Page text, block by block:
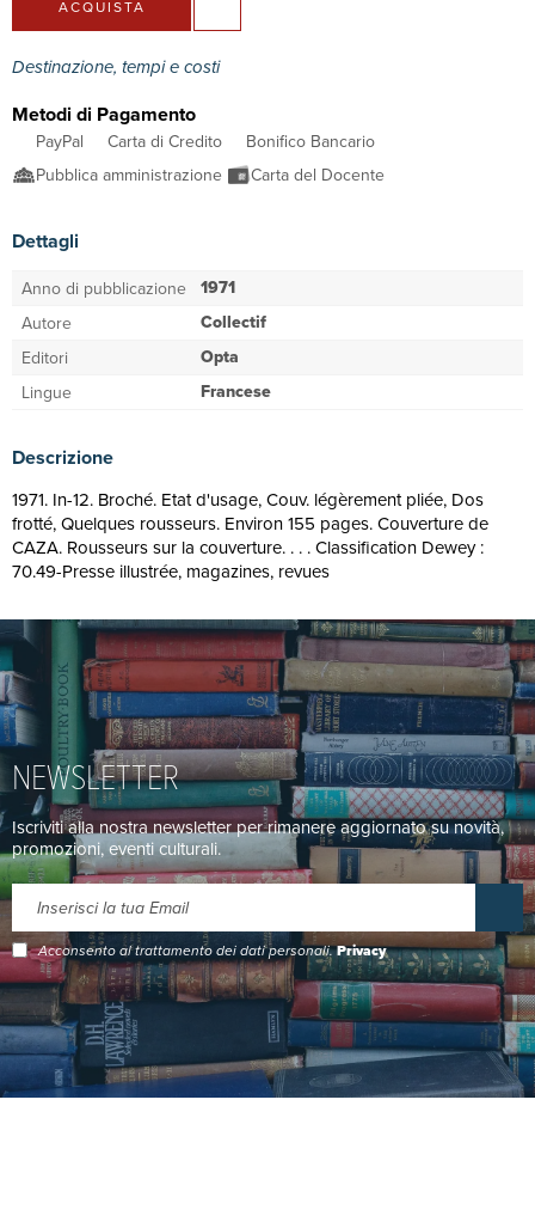
ACQUISTA
Destinazione, tempi e costi
Metodi di Pagamento
PayPal Carta di Credito
Bonifico Bancario
Pubblica amministrazione
Carta del Docente
Dettagli
Anno di pubblicazione 1971
Autore Collectif
Editori Opta
Lingue Francese
Descrizione
1971. In-12. Broché. Etat d'usage, Couv. légèrement pliée, Dos
frotté, Quelques rousseurs. Environ 155 pages. Couverture de
CAZA. Rousseurs sur la couverture. . . . Classification Dewey :
70.49-Presse illustrée, magazines, revues
NEWSLETTER
Iscriviti alla nostra newsletter per rimanere aggiornato su novità,
promozioni, eventi culturali.
Acconsento al trattamento dei dati personali.Privacy